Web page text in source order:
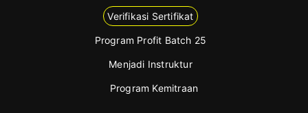
Verifikasi Sertifikat
Program Profit Batch 25
Menjadi Instruktur
Program Kemitraan